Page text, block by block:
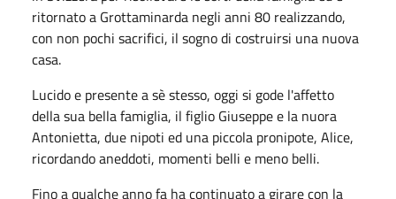
ritornato a Grottaminarda negli anni 80 realizzando,
con non pochi sacrifici, il sogno di costruirsi una nuova
casa.
Lucido e presente a sè stesso, oggi si gode l'affetto
della sua bella famiglia, il figlio Giuseppe e la nuora
Antonietta, due nipoti ed una piccola pronipote, Alice,
ricordando aneddoti, momenti belli e meno belli.
Fino a qualche anno fa ha continuato a girare con la